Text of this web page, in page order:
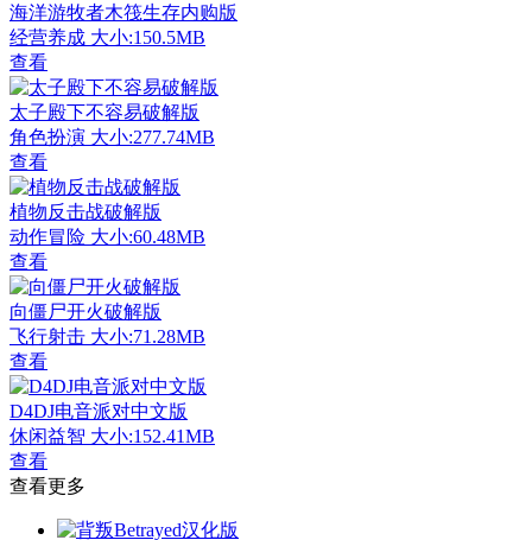
海洋游牧者木筏生存内购版
经营养成 大小:150.5MB
查看
太子殿下不容易破解版
角色扮演 大小:277.74MB
查看
植物反击战破解版
动作冒险 大小:60.48MB
查看
向僵尸开火破解版
飞行射击 大小:71.28MB
查看
D4DJ电音派对中文版
休闲益智 大小:152.41MB
查看
查看更多